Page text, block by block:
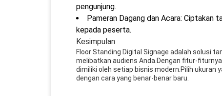
pengunjung.
Pameran Dagang dan Acara: Ciptakan
kepada peserta.
Kesimpulan
Floor Standing Digital Signage adalah solusi
melibatkan audiens Anda.Dengan fitur-
dimiliki oleh setiap bisnis modern.Pilih ukuran
dengan cara yang benar-benar baru.